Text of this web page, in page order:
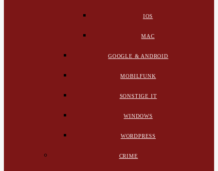
IOS
MAC
GOOGLE & ANDROID
MOBILFUNK
SONSTIGE IT
WINDOWS
WORDPRESS
CRIME